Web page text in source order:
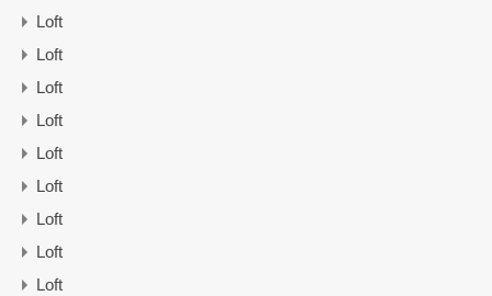
Loft
Loft
Loft
Loft
Loft
Loft
Loft
Loft
Loft